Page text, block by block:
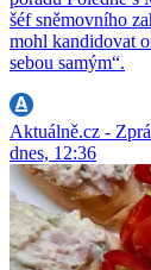
šéf sněmovního
mohl kandidovat
sebou samým“.
Aktuálně.cz -
dnes, 12:36